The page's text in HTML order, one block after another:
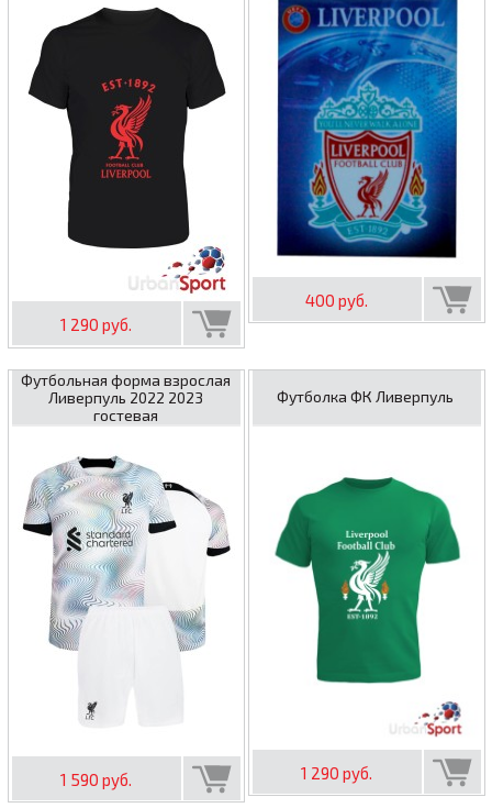
1 290 руб.
400 руб.
Футбольная форма взрослая
Ливерпуль 2022 2023
гостевая
1 590 руб.
Футболка ФК Ливерпуль
1 290 руб.